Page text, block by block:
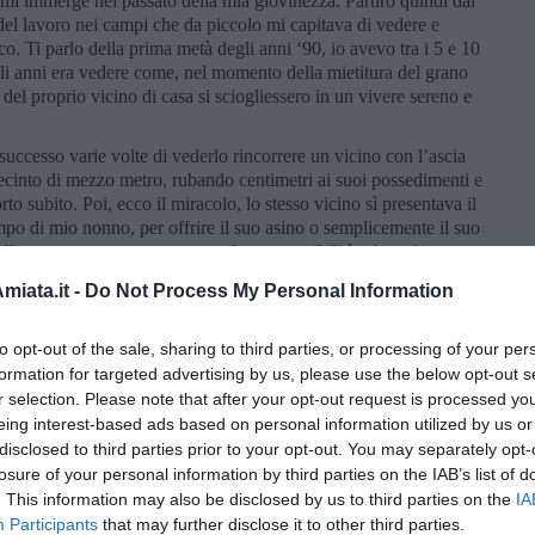
- Do Not Process My Personal Information
opt-out of the sale, sharing to third parties, or processing of your
for targeted advertising by us, please use the below opt-out
selection. Please note that after your opt-out request is processed
interest-based ads based on personal information utilized by us
to third parties prior to your opt-out. You may separately
of your personal information by third parties on the IAB’s list of
This information may also be disclosed by us to third parties on the
Participants that may further disclose it to other third parties.
lavoro nei campi che da piccolo mi capitava di vedere e
Ti parlo della prima metà degli anni ‘90, io avevo tra i 5 e 10
era vedere come, nel momento della mietitura del grano
proprio vicino di casa si sciogliessero in un vivere sereno e
varie volte di vederlo rincorrere un vicino con l’ascia
di mezzo metro, rubando centimetri ai suoi possedimenti e
subito. Poi, ecco il miracolo, lo stesso vicino sì presentava il
di mio nonno, per offrire il suo asino o semplicemente il suo
stesso campo, ognuno con le sue possibilità, c’era chi
chi portava l’acqua, chi il mangiare. E non c’era una
stesso entusiasmo in chi usava la mietitrebbia, come in chi
il giorno della mietitura, con il vivere sereno, nonostante la
di aver svolto un lavoro autonomo, dove ho deciso io le
da fare.»
di quanto il lavoro per me fosse fondante. Ho vissuto
una mancanza economica ma anche come una possibilità in
di comunicare il mio pensiero, le mie emozioni a chi